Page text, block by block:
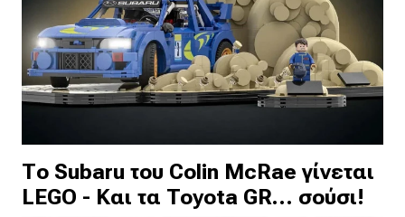
Το Subaru του Colin McRae γίνεται
LEGO - Και τα Toyota GR… σούσι!